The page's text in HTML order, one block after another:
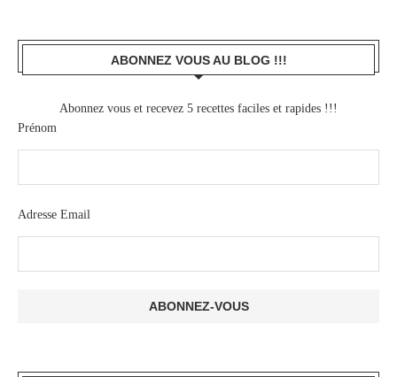
ABONNEZ VOUS AU BLOG !!!
Abonnez vous et recevez 5 recettes faciles et rapides !!!
Prénom
Adresse Email